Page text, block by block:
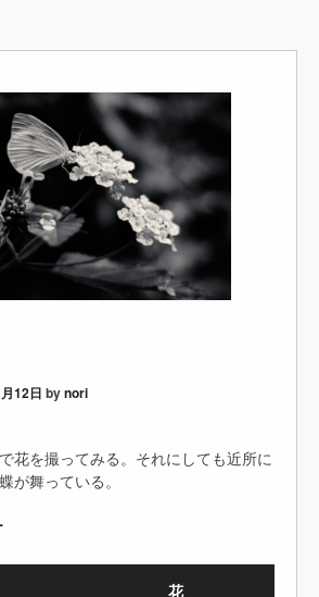
12日 bynori
花を撮ってみる。それにしても近所に
が舞っている。
花